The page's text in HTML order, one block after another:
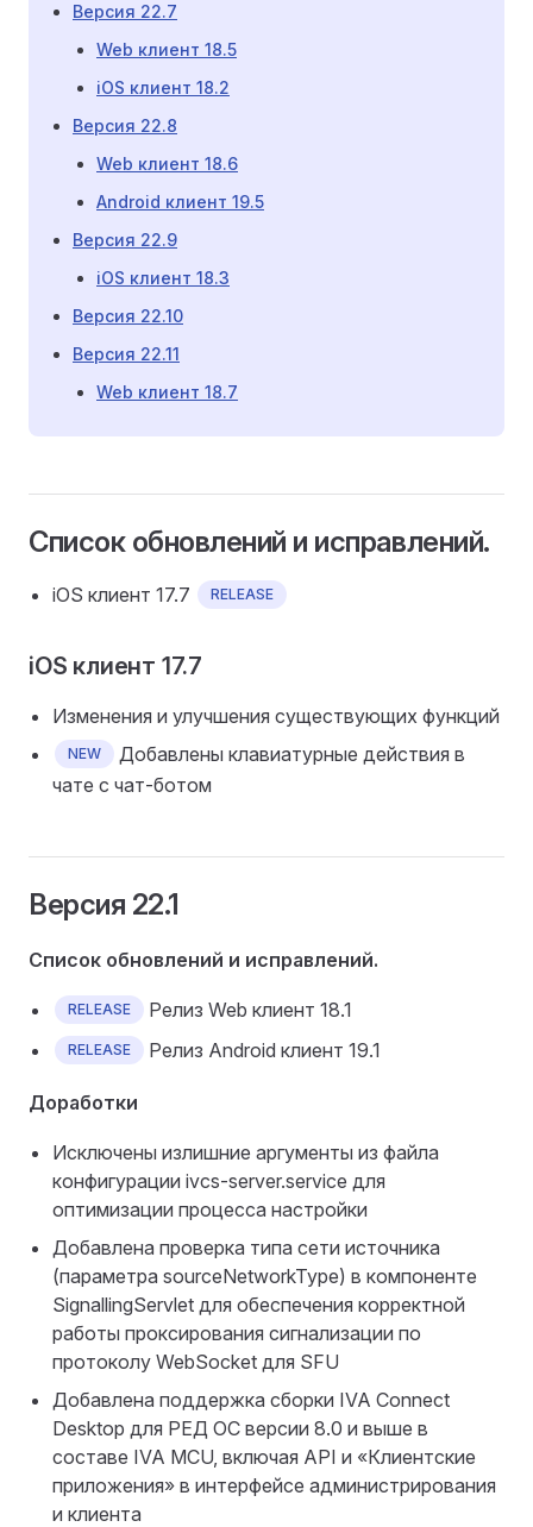
Версия 22.7
Web клиент 18.5
iOS клиент 18.2
Версия 22.8
Web клиент 18.6
Android клиент 19.5
Версия 22.9
iOS клиент 18.3
Версия 22.10
Версия 22.11
Web клиент 18.7
Список обновлений и исправлений.
iOS клиент 17.7 RELEASE
iOS клиент 17.7
Изменения и улучшения существующих функций
NEW
Добавлены клавиатурные действия в
чате с чат-ботом
Версия 22.1
Список обновлений и исправлений.
RELEASE Релиз Web клиент 18.1
RELEASE Релиз Android клиент 19.1
Доработки
Исключены излишние аргументы из файла
конфигурации ivcs-server.service для
оптимизации процесса настройки
Добавлена проверка типа сети источника
(параметра sourceNetworkType) в компоненте
SignallingServlet для обеспечения корректной
работы проксирования сигнализации по
протоколу WebSocket для SFU
Добавлена поддержка сборки IVA Connect
Desktop для РЕД ОС версии 8.0 и выше в
составе IVA MCU, включая API и «Клиентские
приложения» в интерфейсе администрирования
и клиента